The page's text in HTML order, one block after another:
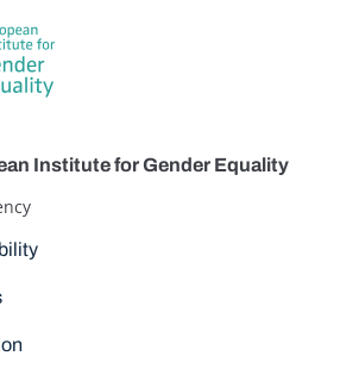
Institute for Gender Equality